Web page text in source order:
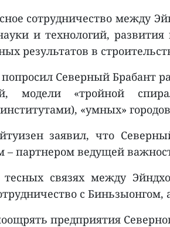
сотрудничество между
и технологий,
результатов в
попросил Северный Брабант
модели «тройной
«умных»
заявил, что
– партнером ведущей
связях между
с
предприятия